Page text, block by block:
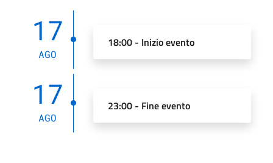
17
AGO
18:00 - Inizio evento
17
AGO
23:00 - Fine evento